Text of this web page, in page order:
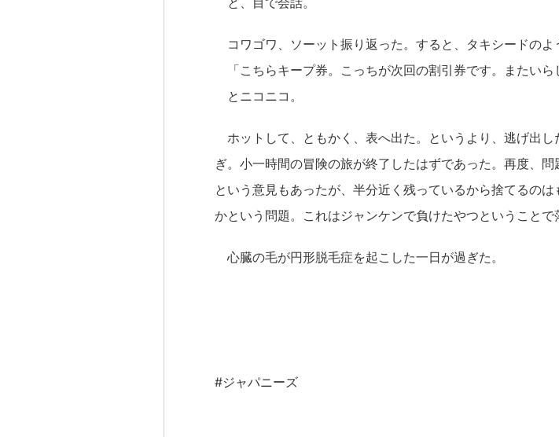
コワゴワ、ソーット振り返った。すると、タキシードのよ
「こちらキープ券。こっちが次回の割引券です。またいら
とニコニコ。
ホットして、ともかく、表へ出た。というより、逃げ出
ぎ。小一時間の冒険の旅が終了したはずであった。再度、
という意見もあったが、半分近く残っているから捨てるの
かという問題。これはジャンケンで負けたやつということで
心臓の毛が円形脱毛症を起こした一日が過ぎた。
#ジャパニーズ